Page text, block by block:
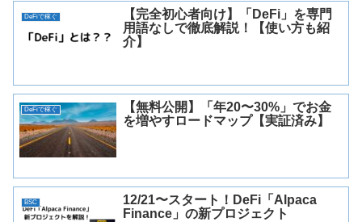
DeFiで稼ぐ
【完全初心者向け】「DeFi」を専門
用語なしで徹底解説！【使い方も紹
介】
DeFiで稼ぐ
【無料公開】「年20〜30%」でお金
を増やすロードマップ【実証済み】
BSC
12/21〜スタート！DeFi「Alpaca
Finance」の新プロジェクト